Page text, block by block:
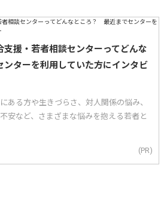
援・若者相談センターってどんな
ターを利用していた方にインタビ
ある方や生きづらさ、対人関係の悩み、
安など、さまざまな悩みを抱える若者と
(PR)